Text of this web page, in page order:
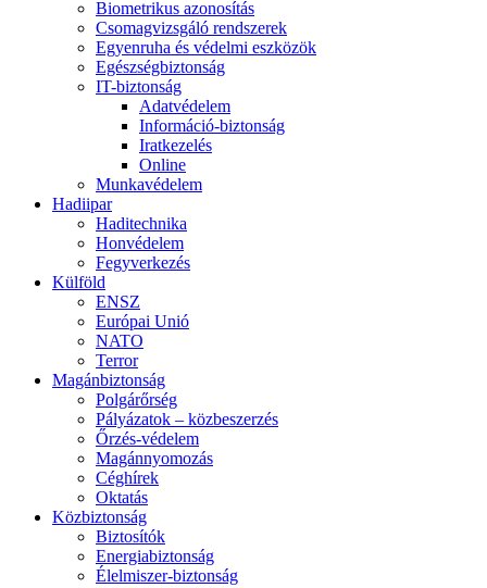
Biometrikus azonosítás
Csomagvizsgáló rendszerek
Egyenruha és védelmi eszközök
Egészségbiztonság
IT-biztonság
Adatvédelem
Információ-biztonság
Iratkezelés
Online
Munkavédelem
Hadiipar
Haditechnika
Honvédelem
Fegyverkezés
Külföld
ENSZ
Európai Unió
NATO
Terror
Magánbiztonság
Polgárőrség
Pályázatok – közbeszerzés
Őrzés-védelem
Magánnyomozás
Céghírek
Oktatás
Közbiztonság
Biztosítók
Energiabiztonság
Élelmiszer-biztonság